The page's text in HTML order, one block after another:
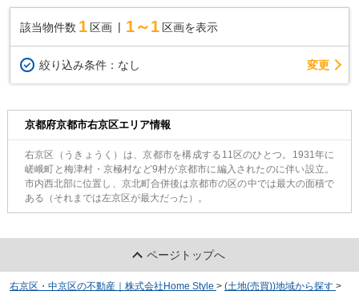
該当物件数 1 区画 1～1 区画を表示
絞り込み条件： なし 変更
京都府京都市右京区エリア情報
右京区（うきょうく）は、京都市を構成する11区のひとつ。1931年に
嵯峨町と梅津村・京極村など9村が京都市に編入されたのに伴い設立。
市内西北部に位置し、京北町合併後は京都市の区の中では最大の面積で
ある（それまでは左京区が最大だった）。
ページトップへ
右京区・中京区の不動産｜株式会社Home Style > (土地(売買))地域から探す >